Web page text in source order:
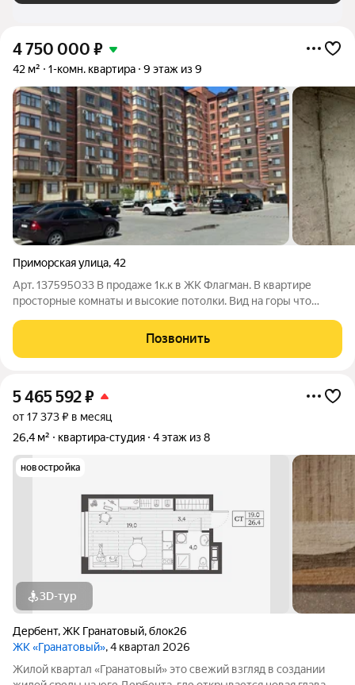
4 750 000 ₽
42 м² 1-комн. квартира 9 этаж из 9
Приморская улица,42
Арт. 137595033 В продаже 1к.к в ЖК Флагман. В квартире
просторные комнаты и высокие потолки. Вид на горы что
качественных в Дербенте с большим двором.Во дворе детская
и спортивная площадка ,
Позвонить
5 465 592₽
от 17 373 ₽ в месяц
26,4 м²
квартира-студия 4 этаж из 8
новостройка
3D-тур
Дербент,ЖК Гранатовый,блок26
ЖК «Гранатовый», 4 квартал 2026
Жилой квартал «Гранатовый» это свежий взгляд в создании